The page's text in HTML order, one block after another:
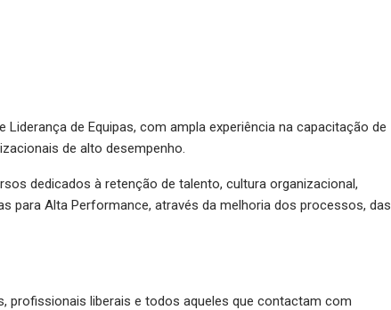
Liderança de Equipas, com ampla experiência na capacitação de
de alto desempenho.
dedicados à retenção de talento, cultura organizacional,
para Alta Performance, através da melhoria dos processos, das
profissionais liberais e todos aqueles que contactam com